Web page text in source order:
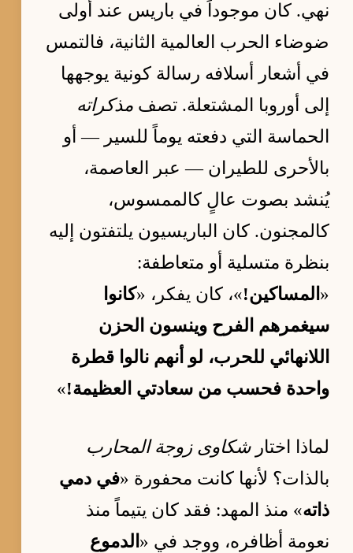
نهي. كان موجوداً في باريس عند أولى
ضوضاء الحرب العالمية الثانية، فالتمس
في أشعار أسلافه رسالة كونية يوجهها
إلى أوروبا المشتعلة. تصف مذكراته
الحماسة التي دفعته يوماً للسير — أو
بالأحرى للطيران — عبر العاصمة،
يُنشد بصوت عالٍ كالممسوس،
كالمجنون. كان الباريسيون يلتفتون إليه
بنظرة متسلية أو متعاطفة:
« المساكين!»، كان يفكر، «كانوا
سيغمرهم الفرح وينسون الحزن
اللانهائي للحرب، لو أنهم نالوا قطرة
واحدة فحسب من سعادتي العظيمة!»
لماذا اختارشكاوى زوجة المحارب
بالذات؟ لأنها كانت محفورة «في دمي
ذاته» منذ المهد: فقد كان يتيماً منذ
نعومة أظافره، ووجد في « الدموع